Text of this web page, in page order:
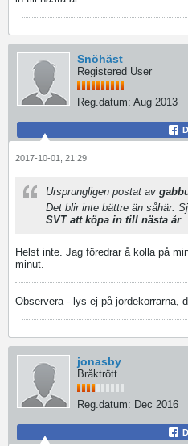
Snöhäst
Registered User
Reg.datum: Aug 2013
2017-10-01, 21:29
Ursprungligen postat av
Det blir inte bättre än såhär.
SVT att köpa in till nästa år.
Helst inte. Jag föredrar å kolla på
minut.
Observera - lys ej på jordekorrarna,
jonasby
Bråktrött
Reg.datum: Dec 2016